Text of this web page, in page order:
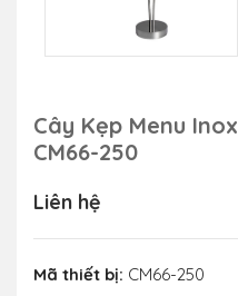
Cây Kẹp Menu
CM66-250
Liên hệ
Mã thiết bị: CM66-250